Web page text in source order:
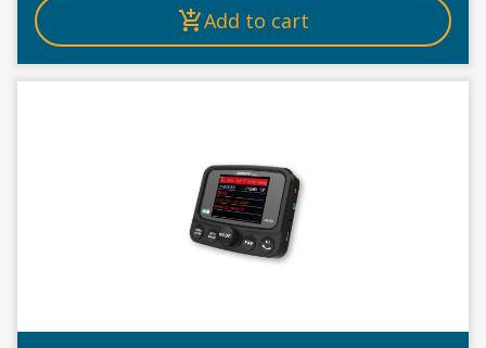
Add to cart